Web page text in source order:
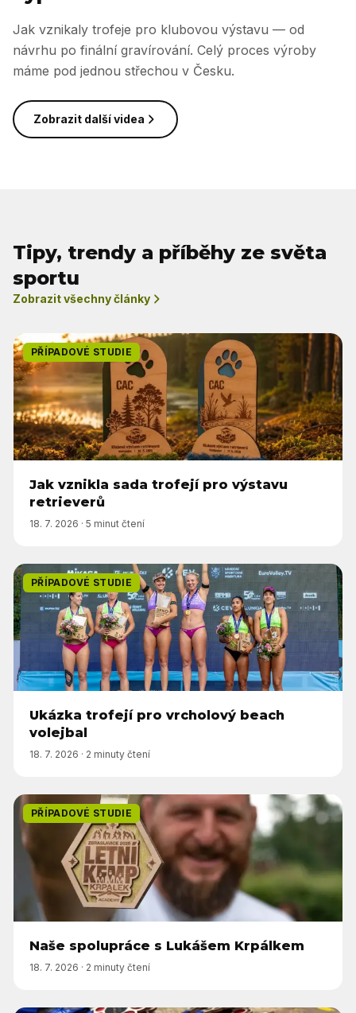
Jak vznikaly trofeje pro klubovou výstavu — od
návrhu po finální gravírování. Celý proces výroby
máme pod jednou střechou v Česku.
Zobrazit další videa
Tipy, trendy a příběhy ze světa
sportu
Zobrazit všechny články
PŘÍPADOVÉ STUDIE
Jak vznikla sada trofejí pro výstavu
retrieverů
18. 7. 2026 · 5 minut čtení
PŘÍPADOVÉ STUDIE
Ukázka trofejí pro vrcholový beach
volejbal
18. 7. 2026 · 2 minuty čtení
PŘÍPADOVÉ STUDIE
Naše spolupráce s Lukášem Krpálkem
18. 7. 2026 · 2 minuty čtení